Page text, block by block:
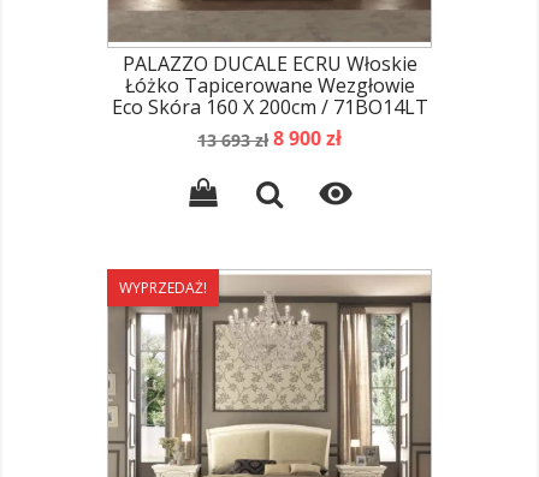
PALAZZO DUCALE ECRU Włoskie
Łóżko Tapicerowane Wezgłowie
Eco Skóra 160 X 200cm / 71BO14LT
Cena
13 693 zł Cena
8 900 zł

WYPRZEDAŻ!